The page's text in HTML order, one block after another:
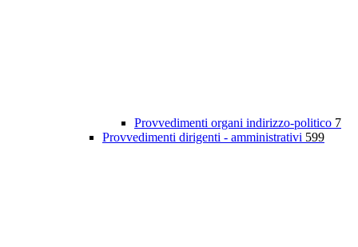
Provvedimenti organi indirizzo-politico 7
Provvedimenti dirigenti - amministrativi 599